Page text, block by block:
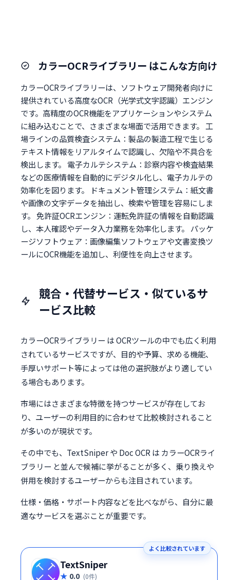
カラーOCRライブラリー はこんな方向け
カラーOCRライブラリーは、ソフトウェア開発者向けに
提供されている高度なOCR（光学式文字認識）エンジン
です。高精度のOCR機能をアプリケーションやシステム
に組み込むことで、さまざまな場面で活用できます。 工
場ラインの品質検査システム：製品の製造工程で生じる
テキスト情報をリアルタイムで認識し、欠陥や不具合を
検出します。 電子カルテシステム：診察内容や検査結果
などの医療情報を自動的にデジタル化し、電子カルテの
効率化を図ります。 ドキュメント管理システム：紙文書
や画像の文字データを抽出し、検索や管理を容易にしま
す。 免許証OCRエンジン：運転免許証の情報を自動認識
し、本人確認やデータ入力業務を効率化します。 パッケ
ージソフトウェア：画像編集ソフトウェアや文書変換ツ
ールにOCR機能を追加し、利便性を向上させます。
競合・代替サービス・似ているサ
ービス比較
カラーOCRライブラリー は OCRツールの中でも広く利用
されているサービスですが、目的や予算、求める機能、
手厚いサポート等によっては他の選択肢がより適してい
る場合もあります。
市場にはさまざまな特徴を持つサービスが存在してお
り、ユーザーの利用目的に合わせて比較検討されること
が多いのが現状です。
その中でも、TextSniper や Doc OCR は カラーOCRライ
ブラリー と並んで候補に挙がることが多く、乗り換えや
併用を検討するユーザーからも注目されています。
仕様・価格・サポート内容などを比べながら、自分に最
適なサービスを選ぶことが重要です。
よく比較されています
TextSniper
0.0 (0件)